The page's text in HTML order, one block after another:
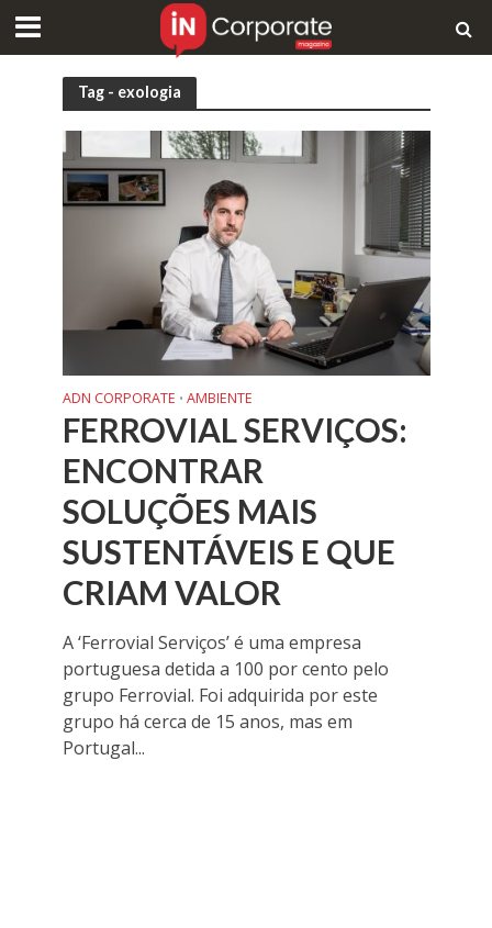
Tag - exologia
ADN CORPORATE • AMBIENTE
FERROVIAL SERVIÇOS:
ENCONTRAR
SOLUÇÕES MAIS
SUSTENTÁVEIS E QUE
CRIAM VALOR
A ‘Ferrovial Serviços’ é uma empresa
portuguesa detida a 100 por cento pelo
grupo Ferrovial. Foi adquirida por este
grupo há cerca de 15 anos, mas em
Portugal...